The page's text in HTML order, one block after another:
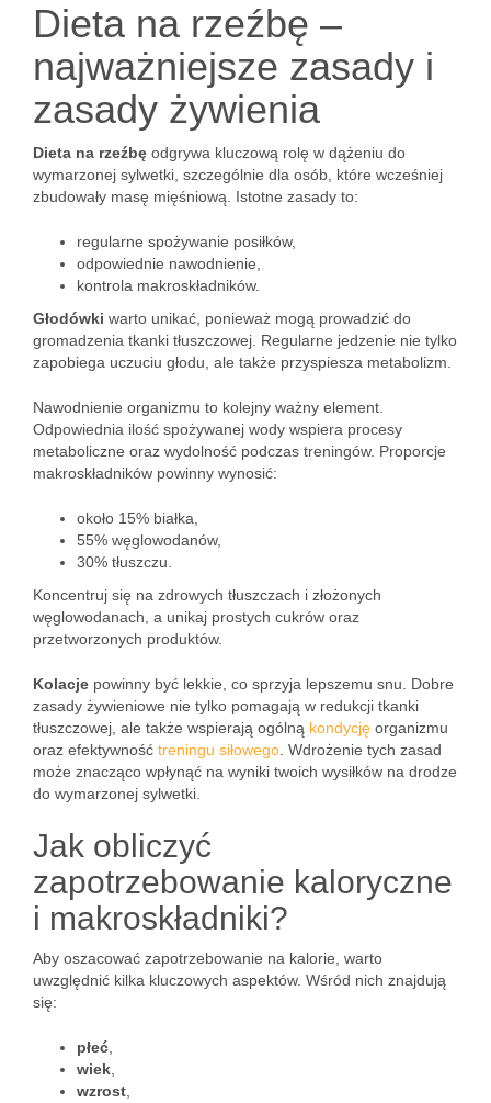
Dieta na rzeźbę –
najważniejsze zasady i
zasady żywienia
Dieta na rzeźbę odgrywa kluczową rolę w dążeniu do
wymarzonej sylwetki, szczególnie dla osób, które wcześniej
zbudowały masę mięśniową. Istotne zasady to:
regularne spożywanie posiłków,
odpowiednie nawodnienie,
kontrola makroskładników.
Głodówki warto unikać, ponieważ mogą prowadzić do
gromadzenia tkanki tłuszczowej. Regularne jedzenie nie tylko
zapobiega uczuciu głodu, ale także przyspiesza metabolizm.
Nawodnienie organizmu to kolejny ważny element.
Odpowiednia ilość spożywanej wody wspiera procesy
metaboliczne oraz wydolność podczas treningów. Proporcje
makroskładników powinny wynosić:
około 15% białka,
55% węglowodanów,
30% tłuszczu.
Koncentruj się na zdrowych tłuszczach i złożonych
węglowodanach, a unikaj prostych cukrów oraz
przetworzonych produktów.
Kolacje powinny być lekkie, co sprzyja lepszemu snu. Dobre
zasady żywieniowe nie tylko pomagają w redukcji tkanki
tłuszczowej, ale także wspierają ogólną kondycję organizmu
oraz efektywność treningu siłowego . Wdrożenie tych zasad
może znacząco wpłynąć na wyniki twoich wysiłków na drodze
do wymarzonej sylwetki.
Jak obliczyć
zapotrzebowanie kaloryczne
i makroskładniki?
Aby oszacować zapotrzebowanie na kalorie, warto
uwzględnić kilka kluczowych aspektów. Wśród nich znajdują
się:
płeć
wiek
wzrost